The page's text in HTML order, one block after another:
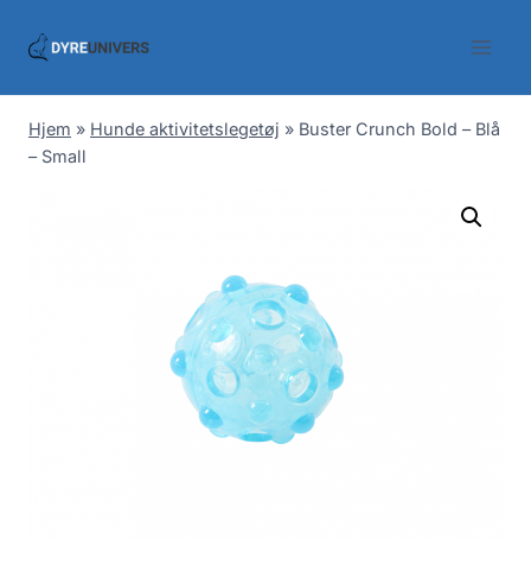
Hjem » Hunde aktivitetslegetøj » Buster Crunch Bold – Blå
– Small